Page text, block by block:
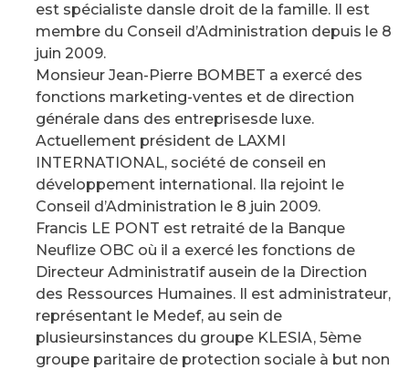
est spécialiste dansle droit de la famille. Il est
membre du Conseil d’Administration depuis le 8
juin 2009.
Monsieur Jean-Pierre BOMBET a exercé des
fonctions marketing-ventes et de direction
générale dans des entreprisesde luxe.
Actuellement président de LAXMI
INTERNATIONAL, société de conseil en
développement international. Ila rejoint le
Conseil d’Administration le 8 juin 2009.
Francis LE PONT est retraité de la Banque
Neuflize OBC où il a exercé les fonctions de
Directeur Administratif ausein de la Direction
des Ressources Humaines. Il est administrateur,
représentant le Medef, au sein de
plusieursinstances du groupe KLESIA, 5ème
groupe paritaire de protection sociale à but non